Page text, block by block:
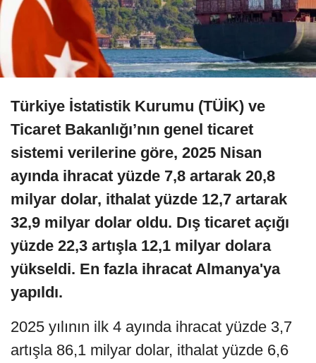
Türkiye İstatistik Kurumu (TÜİK) ve
Ticaret Bakanlığı’nın genel ticaret
sistemi verilerine göre, 2025 Nisan
ayında ihracat yüzde 7,8 artarak 20,8
milyar dolar, ithalat yüzde 12,7 artarak
32,9 milyar dolar oldu. Dış ticaret açığı
yüzde 22,3 artışla 12,1 milyar dolara
yükseldi. En fazla ihracat Almanya'ya
yapıldı.
2025 yılının ilk 4 ayında ihracat yüzde 3,7
artışla 86,1 milyar dolar, ithalat yüzde 6,6